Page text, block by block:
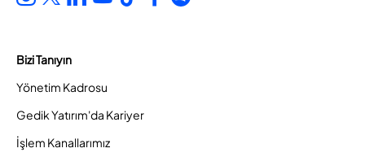
Bizi Tanıyın
Yönetim Kadrosu
Gedik Yatırım'da Kariyer
İşlem Kanallarımız